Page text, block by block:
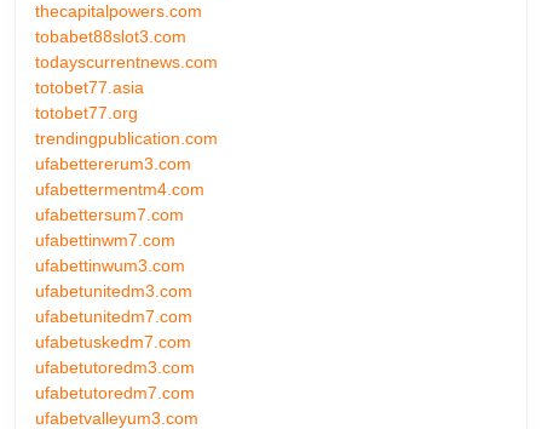
thecapitalpowers.com
tobabet88slot3.com
todayscurrentnews.com
totobet77.asia
totobet77.org
trendingpublication.com
ufabettererum3.com
ufabettermentm4.com
ufabettersum7.com
ufabettinwm7.com
ufabettinwum3.com
ufabetunitedm3.com
ufabetunitedm7.com
ufabetuskedm7.com
ufabetutoredm3.com
ufabetutoredm7.com
ufabetvalleyum3.com